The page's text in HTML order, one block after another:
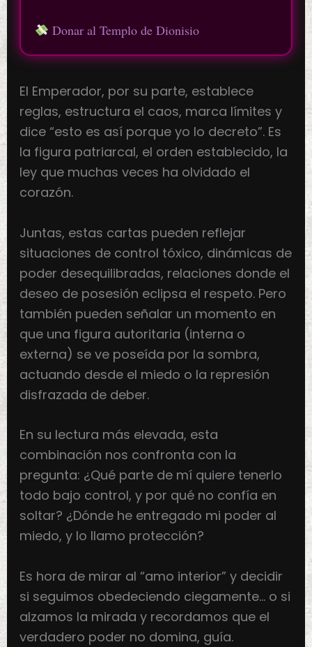
Donar al Templo de Dionisio
El Emperador, por su parte, establece
reglas, estructura el caos, marca límites y
dice “esto es así porque yo lo decreto”. Es
la figura patriarcal, el orden establecido, la
ley que muchas veces ha olvidado el
corazón.
Juntas, estas cartas pueden reflejar
situaciones de control tóxico, dinámicas de
poder desequilibradas, relaciones donde el
deseo de posesión eclipsa el respeto. Pero
también pueden señalar un momento en
que una figura autoritaria (interna o
externa) se ve poseída por la sombra,
actuando desde el miedo o la represión
disfrazada de deber.
En su lectura más elevada, esta
combinación nos confronta con la
pregunta: ¿Qué parte de mí quiere tenerlo
todo bajo control, y por qué no confía en
soltar? ¿Dónde he entregado mi poder al
miedo, y lo llamo protección?
Es hora de mirar al “amo interior” y decidir
si seguimos obedeciendo ciegamente… o si
alzamos la mirada y recordamos que el
verdadero poder no domina, guía.